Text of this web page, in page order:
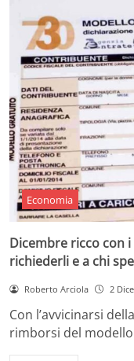
Economia
Dicembre ricco con
richiederli e a chi
Roberto Arciola 2
Con l’avvicinarsi
rimborsi del